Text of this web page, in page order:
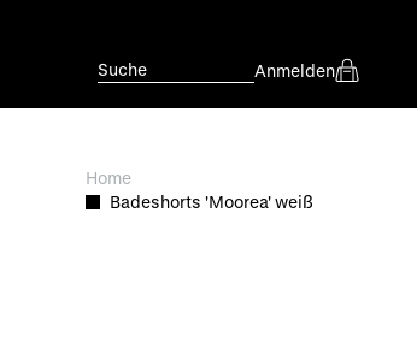
Suche Anmelden
Home
Badeshorts 'Moorea' weiß